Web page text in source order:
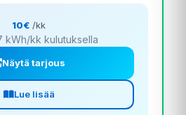
10€ /kk
kWh/kk kulutuksella
Näytä tarjous
Lue lisää